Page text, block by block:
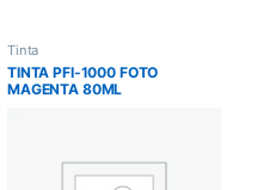
Tinta
TINTA PFI-1000 FOTO
MAGENTA 80ML